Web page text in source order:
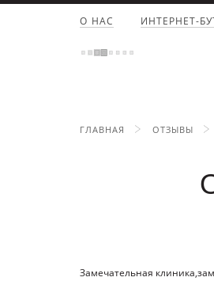
О НАС ИНТЕРНЕТ-
ГЛАВНАЯ ОТЗЫВЫ
Замечательная